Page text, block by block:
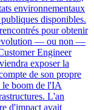
environnementaux
disponibles.
pour obtenir
— ou non —
Engineer
exposer la
de son propre
le boom de l'IA
L'an
d'impact avait